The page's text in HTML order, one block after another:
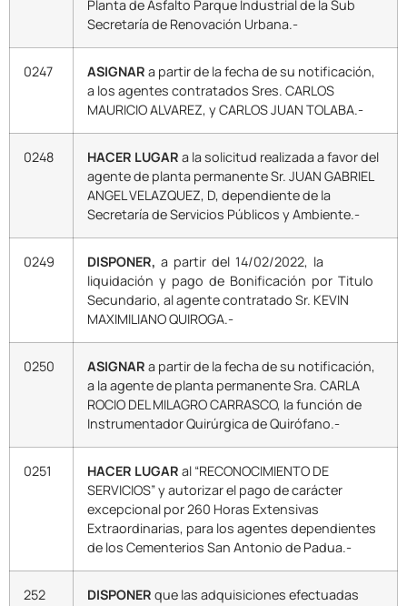
Planta de Asfalto Parque Industrial de la Sub
Secretaría de Renovación Urbana.-
0247 ASIGNAR a partir de la fecha de su notificación,
a los agentes contratados Sres. CARLOS
MAURICIO ALVAREZ, y CARLOS JUAN TOLABA.-
0248 HACER LUGAR a la solicitud realizada a favor del
agente de planta permanente Sr. JUAN GABRIEL
ANGEL VELAZQUEZ, D, dependiente de la
Secretaría de Servicios Públicos y Ambiente.-
0249 DISPONER, a partir del 14/02/2022, la
liquidación y pago de Bonificación por Titulo
Secundario, al agente contratado Sr. KEVIN
MAXIMILIANO QUIROGA.-
0250 ASIGNAR a partir de la fecha de su notificación,
a la agente de planta permanente Sra. CARLA
ROCIO DEL MILAGRO CARRASCO, la función de
Instrumentador Quirúrgica de Quirófano.-
0251 HACER LUGAR al “RECONOCIMIENTO DE
SERVICIOS” y autorizar el pago de carácter
excepcional por 260 Horas Extensivas
Extraordinarias, para los agentes dependientes
de los Cementerios San Antonio de Padua.-
252 DISPONER que las adquisiciones efectuadas